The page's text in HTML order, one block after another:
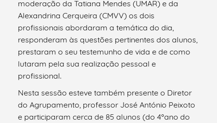
moderação da Tatiana Mendes (UMAR) e da
Alexandrina Cerqueira (CMVV) os dois
profissionais abordaram a temática do dia,
responderam às questões pertinentes dos alunos,
prestaram o seu testemunho de vida e de como
lutaram pela sua realização pessoal e
profissional.
Nesta sessão esteve também presente o Diretor
do Agrupamento, professor José António Peixoto
e participaram cerca de 85 alunos (do 4ºano do